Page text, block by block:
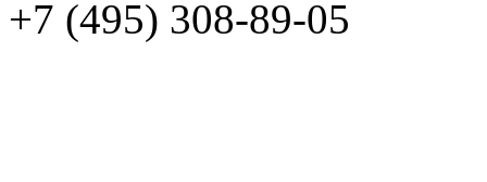
+7 (495) 308-89-05